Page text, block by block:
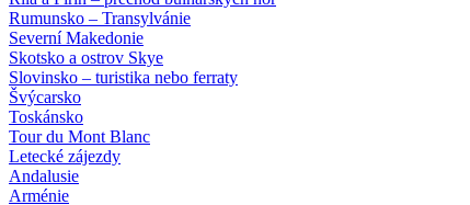
Rumunsko – Transylvánie
Severní Makedonie
Skotsko a ostrov Skye
Slovinsko – turistika nebo ferraty
Švýcarsko
Toskánsko
Tour du Mont Blanc
Letecké zájezdy
Andalusie
Arménie